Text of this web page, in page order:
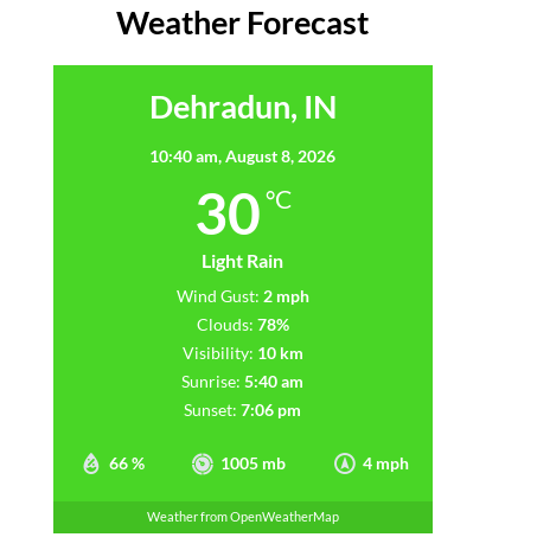
Weather Forecast
Dehradun, IN
10:40 am,August 8, 2026
30 °C
Light Rain
66 % 1005 mb 4 mph
Wind Gust: 2 mph
Clouds: 78%
Visibility: 10 km
Sunrise: 5:40 am
Sunset: 7:06 pm
Weather from OpenWeatherMap